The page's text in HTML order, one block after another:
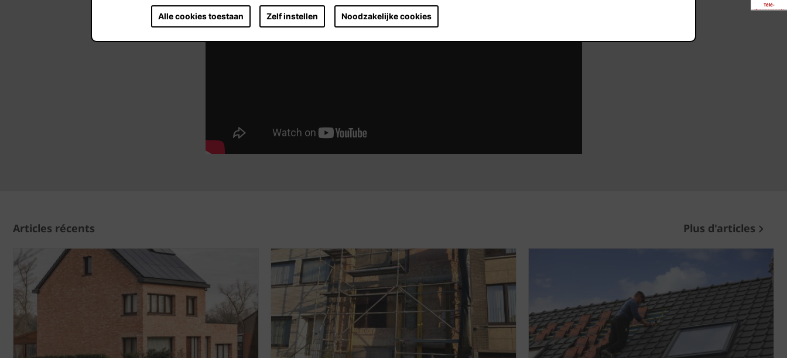
Alle cookies toestaan Zelf instellen Noodzakelijke cookies
Articles récents Plus d'articles
Télé-
chargements